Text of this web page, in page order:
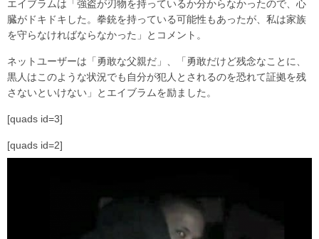
エイブラムは「強盗が刃物を持っているか分からなかったので、心
臓がドキドキした。拳銃を持っている可能性もあったが、私は家族
を守らなければならなかった」とコメント。
ネットユーザーは「勇敢な父親だ」、「勇敢だけど残念なことに、
黒人はこのような状況でも自分が犯人とされるのを恐れて証拠を残
さないといけない」とエイブラムを励ました。
[quads id=3]
[quads id=2]